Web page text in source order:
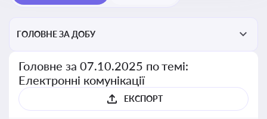
ГОЛОВНЕ ЗА ДОБУ
Головне за 07.10.2025 по темі:
Електронні комунікації
ЕКСПОРТ